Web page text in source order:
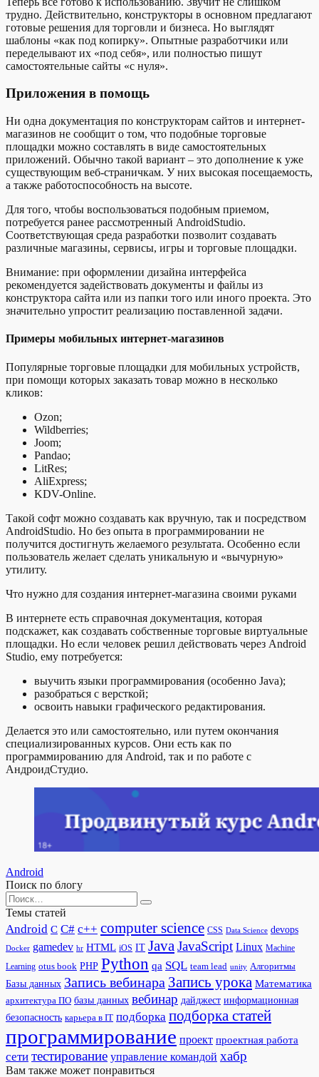
трудно. Действительно, конструкторы в основном предлагают
готовые решения для торговли и бизнеса. Но выглядят
шаблоны «как под копирку». Опытные разработчики или
переделывают их «под себя», или полностью пишут
самостоятельные сайты «с нуля».
Приложения в помощь
Ни одна документация по конструкторам сайтов и интернет-
магазинов не сообщит о том, что подобные торговые
площадки можно составлять в виде самостоятельных
приложений. Обычно такой вариант – это дополнение к уже
существующим веб-страничкам. У них высокая посещаемость,
а также работоспособность на высоте.
Для того, чтобы воспользоваться подобным приемом,
потребуется ранее рассмотренный AndroidStudio.
Соответствующая среда разработки позволит создавать
различные магазины, сервисы, игры и торговые площадки.
Внимание: при оформлении дизайна интерфейса
рекомендуется задействовать документы и файлы из
конструктора сайта или из папки того или иного проекта. Это
значительно упростит реализацию поставленной задачи.
Примеры мобильных интернет-магазинов
Популярные торговые площадки для мобильных устройств,
при помощи которых заказать товар можно в несколько
кликов:
Ozon;
Wildberries;
Joom;
Pandao;
LitRes;
AliExpress;
KDV-Online.
Такой софт можно создавать как вручную, так и посредством
AndroidStudio. Но без опыта в программировании не
получится достигнуть желаемого результата. Особенно если
пользователь желает сделать уникальную и «вычурную»
утилиту.
Что нужно для создания интернет-магазина своими руками
В интернете есть справочная документация, которая
подскажет, как создавать собственные торговые виртуальные
площадки. Но если человек решил действовать через Android
Studio, ему потребуется:
выучить языки программирования (особенно Java);
разобраться с версткой;
освоить навыки графического редактирования.
Делается это или самостоятельно, или путем окончания
специализированных курсов. Они есть как по
программированию для Android, так и по работе с
АндроидСтудио.
Android
Поиск по блогу
Search
for:
Темы статей
Android C C# c++ computer science CSS Data Science devops
Docker gamedev hr HTML iOS IT Java JavaScript Linux Machine
Learning otus book PHP Python qa SQL team lead unity Алгоритмы
Базы данных Запись вебинара Запись урока Математика
архитектура ПО базы данных вебинар дайджест информационная
безопасность карьера в IT подборка подборка статей
программирование проект проектная работа
сети тестирование управление командой хабр
Вам также может понравиться